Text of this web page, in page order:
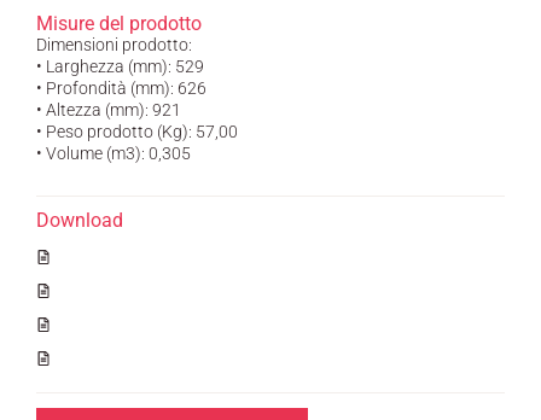
Dimensioni prodotto:
• Larghezza (mm): 529
• Profondità (mm): 626
• Altezza (mm): 921
• Peso prodotto (Kg): 57,00
• Volume (m3): 0,305
Misure del prodotto
Download